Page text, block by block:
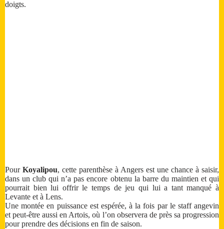
doigts.
PourKoyalipou, cette parenthèse à Angers est une chance à saisir,
dans un club qui n’a pas encore obtenu la barre du maintien et qui
pourrait bien lui offrir le temps de jeu qui lui a tant manqué à
Levante et à Lens.
Une montée en puissance est espérée, à la fois par le staff angevin
et peut-être aussi en Artois, où l’on observera de près sa progression
pour prendre des décisions en fin de saison.